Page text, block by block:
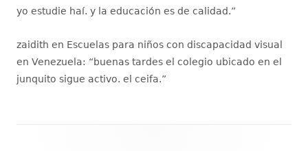
yo estudie haí. y la educación es de calidad.”
zaidith en Escuelas para niños con discapacidad visual
en Venezuela: “buenas tardes el colegio ubicado en el
junquito sigue activo. el ceifa.”